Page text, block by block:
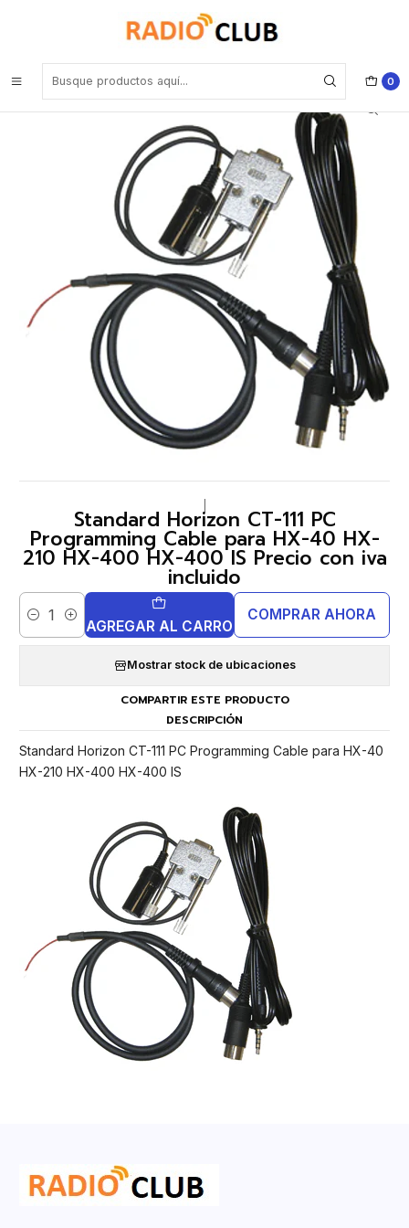
0
Standard Horizon CT-111 PC Programming Cable para HX-40 HX-
210 HX-400 HX-400 IS Precio con iva incluido
Standard Horizon CT-111 PC
Programming Cable para HX-40 HX-
210 HX-400 HX-400 IS Precio con iva
incluido
Cantidad AGREGAR AL CARRO
COMPRAR AHORA
Mostrar stock de ubicaciones
COMPARTIR ESTE PRODUCTO
DESCRIPCIÓN
Standard Horizon CT-111 PC Programming Cable para HX-40
HX-210 HX-400 HX-400 IS